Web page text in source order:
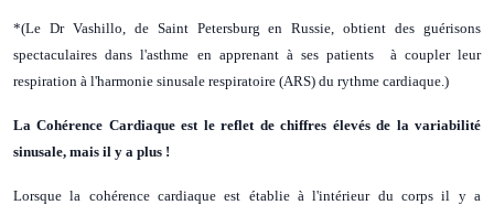
*(Le Dr Vashillo, de Saint Petersburg en Russie, obtient des guérisons
spectaculaires dans l'asthme en apprenant à ses patients à coupler leur
respiration à l'harmonie sinusale respiratoire (ARS) du rythme cardiaque.)
La Cohérence Cardiaque est le reflet de chiffres élevés de la variabilité
sinusale, mais il y a plus !
Lorsque la cohérence cardiaque est établie à l'intérieur du corps il y a